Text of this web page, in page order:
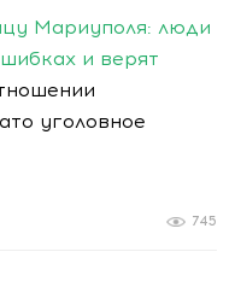
Мариуполя: люди
и верят
уголовное
745